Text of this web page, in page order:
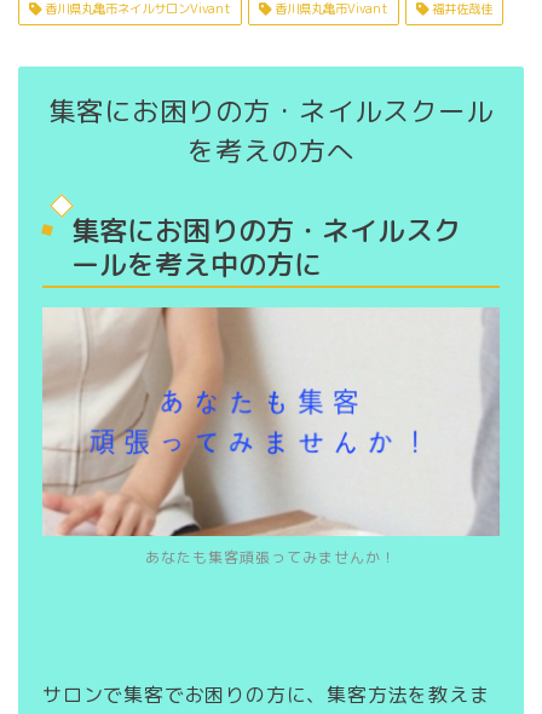
香川県丸亀市ネイルサロンVivant 香川県丸亀市Vivant 福井佐哉佳
集客にお困りの方・ネイルスクール
を考えの方へ
集客にお困りの方・ネイルスク
ールを考え中の方に
あなたも集客頑張ってみませんか！
サロンで集客でお困りの方に、集客方法を教えま